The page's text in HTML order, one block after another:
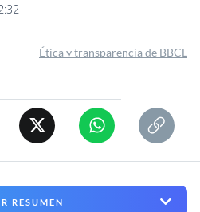
Ética y transparencia de BBCL
RESUMEN